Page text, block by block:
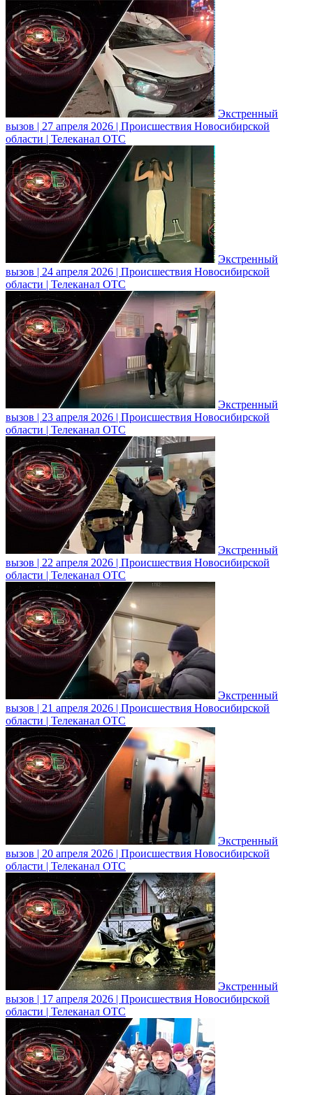
Экстренный
вызов | 27 апреля 2026 | Происшествия Новосибирской
области | Телеканал ОТС
Экстренный
вызов | 24 апреля 2026 | Происшествия Новосибирской
области | Телеканал ОТС
Экстренный
вызов | 23 апреля 2026 | Происшествия Новосибирской
области | Телеканал ОТС
Экстренный
вызов | 22 апреля 2026 | Происшествия Новосибирской
области | Телеканал ОТС
Экстренный
вызов | 21 апреля 2026 | Происшествия Новосибирской
области | Телеканал ОТС
Экстренный
вызов | 20 апреля 2026 | Происшествия Новосибирской
области | Телеканал ОТС
Экстренный
вызов | 17 апреля 2026 | Происшествия Новосибирской
области | Телеканал ОТС